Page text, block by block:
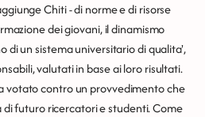
Chiti - di norme e di risorse
dei giovani, il dinamismo
di un sistema universitario di qualita',
valutati in base ai loro risultati.
votato contro un provvedimento che
di futuro ricercatori e studenti. Come